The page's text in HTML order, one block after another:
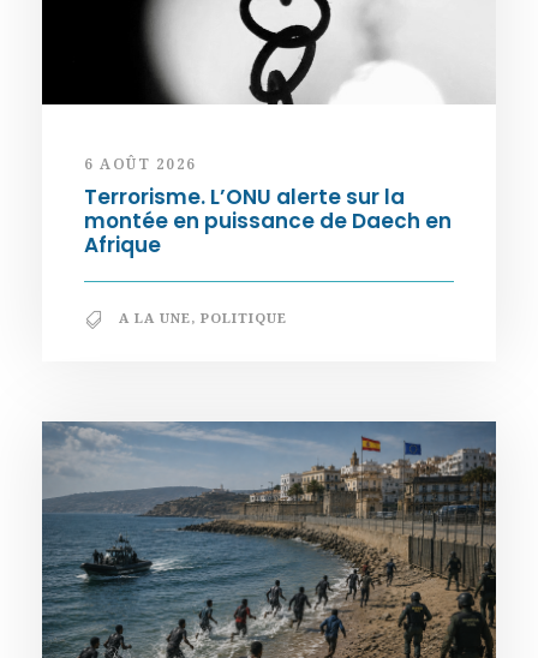
6 AOÛT 2026
Terrorisme. L’ONU alerte sur la
montée en puissance de Daech en
Afrique
A LA UNE, POLITIQUE